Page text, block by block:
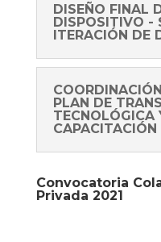
DISEÑO FINAL
DISPOSITIVO -
ITERACIÓN DE
PLAN DE
TECNOLÓGICA
CAPACITACIÓN
Convocatoria
Privada 2021